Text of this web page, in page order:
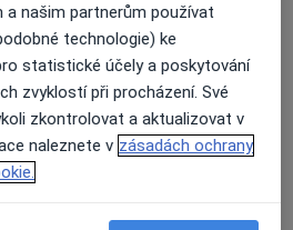
a našim partnerům používat
technologie) ke
statistické účely a poskytování
zvyklostí při procházení. Své
zkontrolovat a aktualizovat v
naleznete v zásadách ochrany